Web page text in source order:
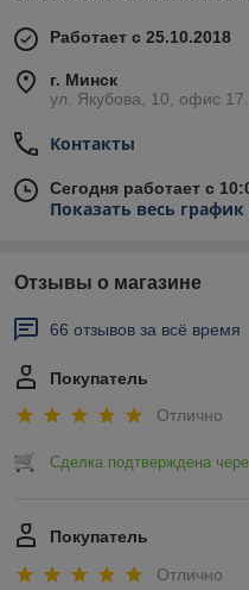
Работает с 25.10.2018
г. Минск
ул. Якубова, 10, офис
Контакты
Сегодня работает с
Показать весь
Отзывы о магазине
66 отзывов за всё время
Покупатель
Отлично
Сделка подтверждена
Покупатель
Отлично